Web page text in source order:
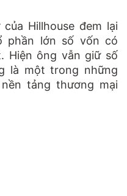
Hillhouse đem lại
phần lớn số vốn có
Hiện ông vẫn giữ số
là một trong những
tảng thương mại